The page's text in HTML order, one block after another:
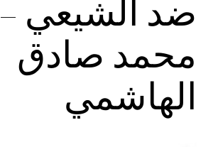
ضد الشيعي –
محمد صادق
الهاشمي